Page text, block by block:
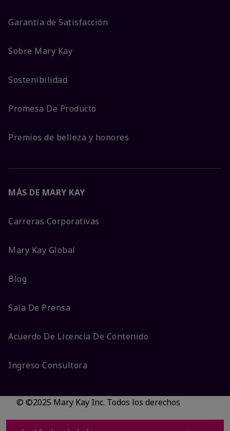
Garantía de Satisfacción
Sobre Mary Kay
Sostenibilidad
Promesa De Producto
Premios de belleza y honores
MÁS DE MARY KAY
Carreras Corporativas
Mary Kay Global
Blog
Sala De Prensa
Acuerdo De Licencia De Contenido
Ingreso Consultora
© ©2025 Mary Kay Inc. Todos los derechos